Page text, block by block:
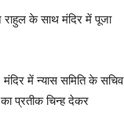
राहुल के साथ मंदिर में पूजा
में न्यास समिति के सचिव
प्रतीक चिन्ह देकर